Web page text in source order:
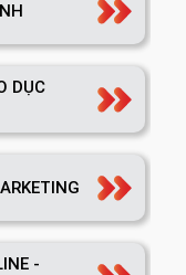
DỤC
-